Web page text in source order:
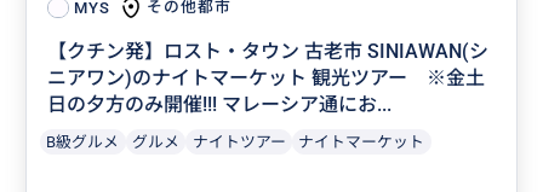
MYS その他都市
【クチン発】ロスト・タウン 古老市 SINIAWAN(シ
ニアワン)のナイトマーケット 観光ツアー ※金土
日の夕方のみ開催!!! マレーシア通にお...
B級グルメ グルメ ナイトツアー ナイトマーケット